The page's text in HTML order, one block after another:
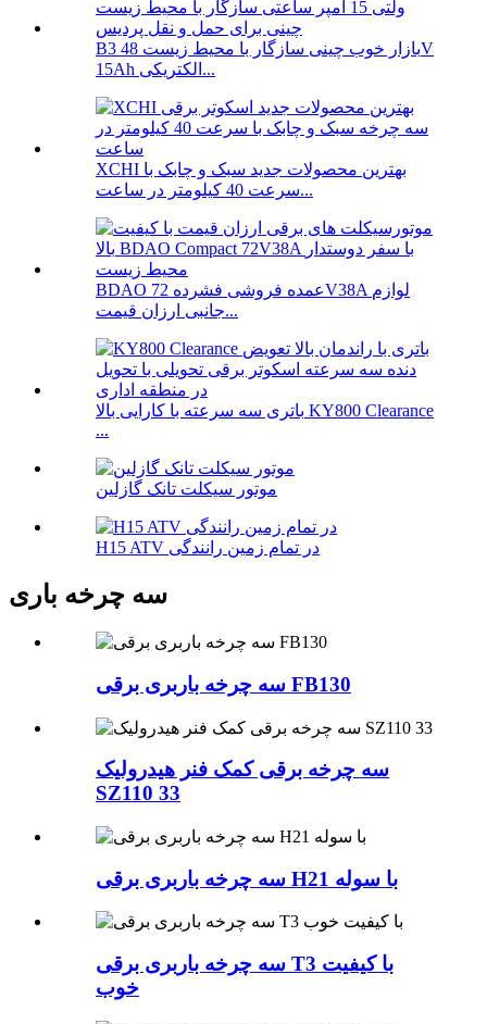
B3 بازار خوب چینی سازگار با محیط زیست 48V
15Ah الکتریکی...
XCHI بهترین محصولات جدید سبک و چابک با
سرعت 40 کیلومتر در ساعت...
BDAO عمده فروشی فشرده 72V38A لوازم
جانبی ارزان قیمت...
باتری سه سرعته با کارایی بالا KY800 Clearance
...
موتور سیکلت تانک گازلین
H15 ATV در تمام زمین رانندگی
سه چرخه باری
سه چرخه باربری برقی FB130
سه چرخه برقی کمک فنر هیدرولیک
SZ110 33
سه چرخه باربری برقی H21 با سوله
سه چرخه باربری برقی T3 با کیفیت
خوب